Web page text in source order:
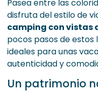
Pasea entre las
disfruta del estilo de
camping con vistas
pocos pasos de estos
ideales para unas
autenticidad y
Un patrimonio